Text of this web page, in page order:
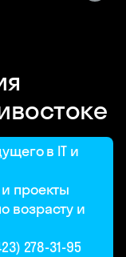
в IT и
проекты
возрасту и
278-31-95